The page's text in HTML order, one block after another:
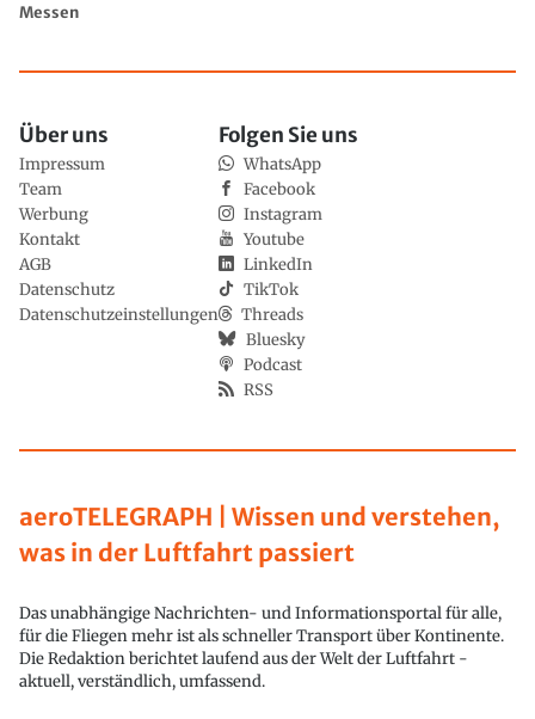
Messen
aeroTELEGRAPH | Wissen und verstehen,
was in der Luftfahrt passiert
Das unabhängige Nachrichten- und Informationsportal für alle,
für die Fliegen mehr ist als schneller Transport über Kontinente.
Die Redaktion berichtet laufend aus der Welt der Luftfahrt -
aktuell, verständlich, umfassend.
Über uns
Impressum
Team
Werbung
Kontakt
AGB
Datenschutz
Datenschutzeinstellungen
Folgen Sie uns
WhatsApp
Facebook
Instagram
Youtube
LinkedIn
TikTok
Threads
Bluesky
Podcast
RSS